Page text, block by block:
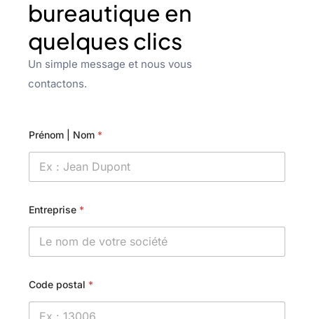
bureautique en
quelques clics
Un simple message et nous vous
contactons.
Prénom | Nom *
Entreprise *
Code postal *